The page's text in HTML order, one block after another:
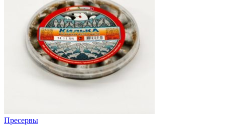
Пресервы